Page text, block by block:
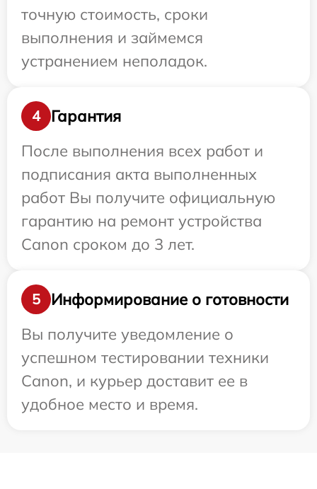
точную стоимость, сроки
выполнения и займемся
устранением неполадок.
4
Гарантия
После выполнения всех работ и
подписания акта выполненных
работ Вы получите официальную
гарантию на ремонт устройства
Canon сроком до 3 лет.
5
Информирование о готовности
Вы получите уведомление о
успешном тестировании техники
Canon, и курьер доставит ее в
удобное место и время.